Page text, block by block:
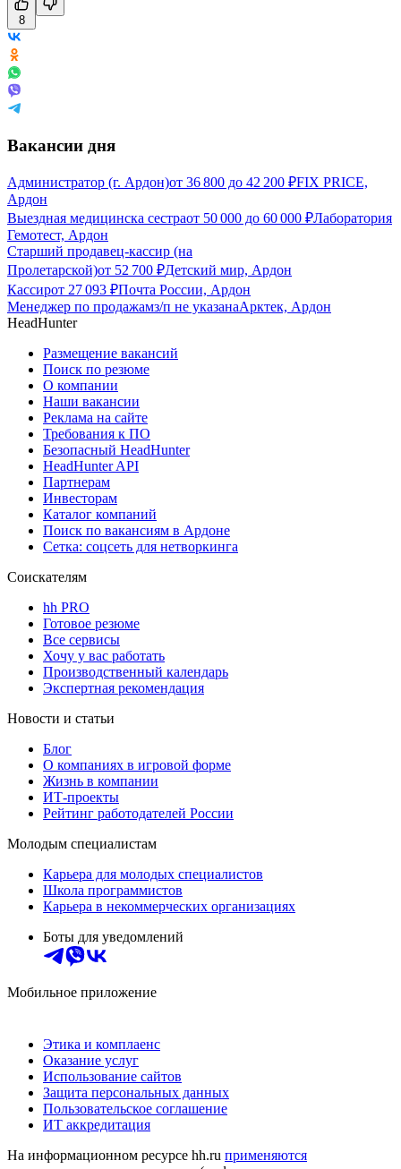
8
Вакансии дня
Администратор (г. Ардон)от 36 800 до 42 200 ₽FIX PRICE,
Ардон
Выездная медицинска сестраот 50 000 до 60 000 ₽Лаборатория
Гемотест, Ардон
Старший продавец-кассир (на
Пролетарской)от 52 700 ₽Детский мир, Ардон
Кассирот 27 093 ₽Почта России, Ардон
Менеджер по продажамз/п не указанаАрктек, Ардон
HeadHunter
Размещение вакансий
Поиск по резюме
О компании
Наши вакансии
Реклама на сайте
Требования к ПО
Безопасный HeadHunter
HeadHunter API
Партнерам
Инвесторам
Каталог компаний
Поиск по вакансиям в Ардоне
Сетка: соцсеть для нетворкинга
Соискателям
hh PRO
Готовое резюме
Все сервисы
Хочу у вас работать
Производственный календарь
Экспертная рекомендация
Новости и статьи
Блог
О компаниях в игровой форме
Жизнь в компании
ИТ-проекты
Рейтинг работодателей России
Молодым специалистам
Карьера для молодых специалистов
Школа программистов
Карьера в некоммерческих организациях
Боты для уведомлений
Мобильное приложение
Этика и комплаенс
Оказание услуг
Использование сайтов
Защита персональных данных
Пользовательское соглашение
ИТ аккредитация
На информационном ресурсе hh.ru применяются